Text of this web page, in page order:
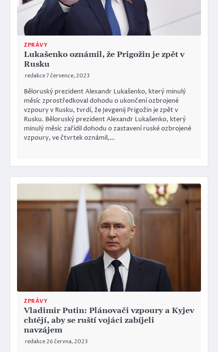
ZPRÁVY
Lukašenko oznámil, že Prigožin je zpět v
Rusku
redakce7 července, 2023
Běloruský prezident Alexandr Lukašenko, který minulý
měsíc zprostředkoval dohodu o ukončení ozbrojené
vzpoury v Rusku, tvrdí, že Jevgenij Prigožin je zpět v
Rusku. Běloruský prezident Alexandr Lukašenko, který
minulý měsíc zařídil dohodu o zastavení ruské ozbrojené
vzpoury, ve čtvrtek oznámil,…
ZPRÁVY
Vladimir Putin: Plánovači vzpoury a Kyjev
chtějí, aby se ruští vojáci zabíjeli
navzájem
redakce26 června, 2023